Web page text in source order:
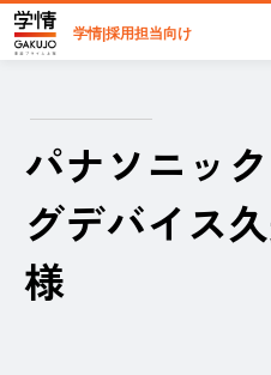
学情|採用担当向け
パナソニッ
グデバイス
様